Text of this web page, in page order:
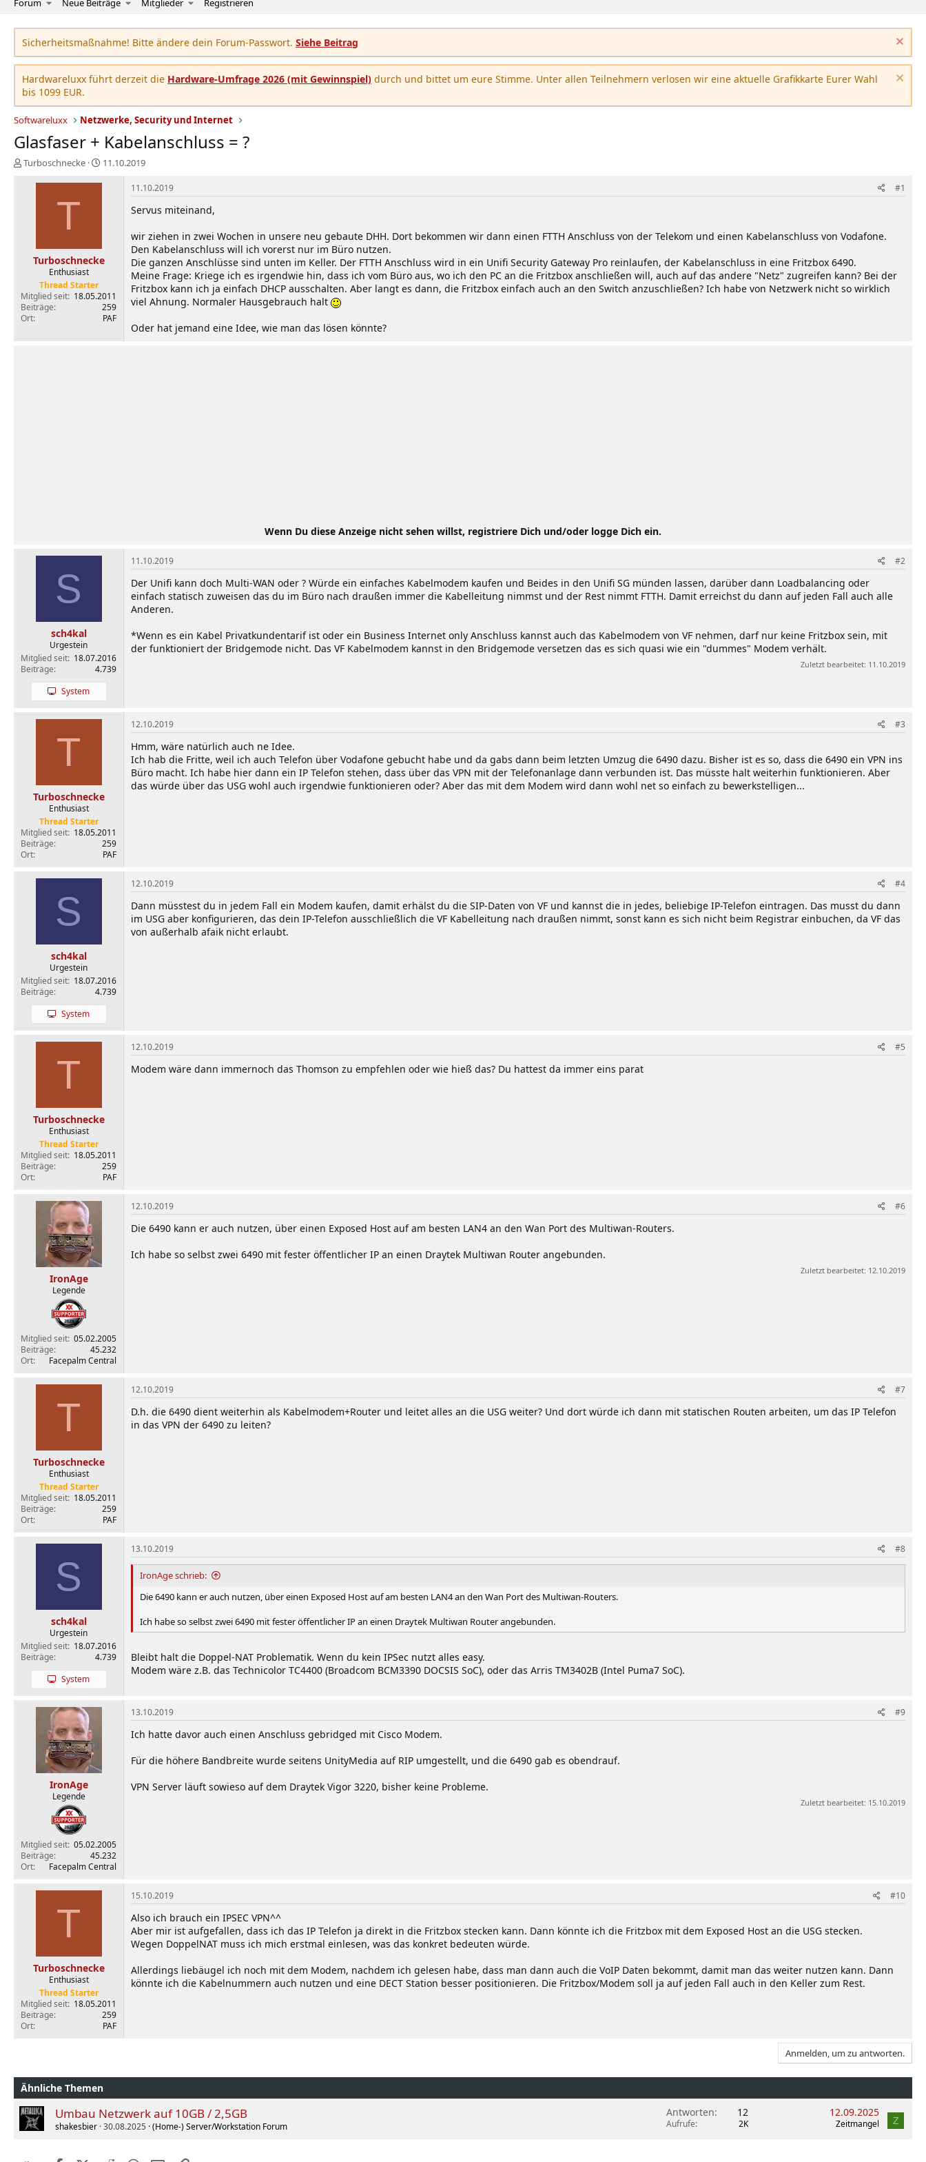
b
m
n
u
u
Forum Neue Beiträge Mitglieder Registrieren
Sicherheitsmaßnahme! Bitte ändere dein Forum-Passwort. Siehe Beitrag
Hardwareluxx führt derzeit die Hardware-Umfrage 2026 (mit Gewinnspiel) durch und bittet um eure Stimme. Unter allen Teilnehmern verlosen wir eine aktuelle Grafikkarte Eurer Wahl
bis 1099 EUR.
Softwareluxx Netzwerke, Security und Internet
Glasfaser + Kabelanschluss = ?
E
Turboschnecke
E
a
11.10.2019
T
Turboschnecke
Enthusiast
Thread Starter
Mitglied seit 18.05.2011
Beiträge
259
Ort
PAF
11.10.2019 #1
Servus miteinand,
wir ziehen in zwei Wochen in unsere neu gebaute DHH. Dort bekommen wir dann einen FTTH Anschluss von der Telekom und einen Kabelanschluss von Vodafone.
Den Kabelanschluss will ich vorerst nur im Büro nutzen.
Die ganzen Anschlüsse sind unten im Keller. Der FTTH Anschluss wird in ein Unifi Security Gateway Pro reinlaufen, der Kabelanschluss in eine Fritzbox 6490.
Meine Frage: Kriege ich es irgendwie hin, dass ich vom Büro aus, wo ich den PC an die Fritzbox anschließen will, auch auf das andere "Netz" zugreifen kann? Bei der
Fritzbox kann ich ja einfach DHCP ausschalten. Aber langt es dann, die Fritzbox einfach auch an den Switch anzuschließen? Ich habe von Netzwerk nicht so wirklich
viel Ahnung. Normaler Hausgebrauch halt
Oder hat jemand eine Idee, wie man das lösen könnte?
Wenn Du diese Anzeige nicht sehen willst, registriere Dich und/oder logge Dich ein.
S
sch4kal
Urgestein
Mitglied seit 18.07.2016
Beiträge
4.739
System
11.10.2019 #2
Der Unifi kann doch Multi-WAN oder ? Würde ein einfaches Kabelmodem kaufen und Beides in den Unifi SG münden lassen, darüber dann Loadbalancing oder
einfach statisch zuweisen das du im Büro nach draußen immer die Kabelleitung nimmst und der Rest nimmt FTTH. Damit erreichst du dann auf jeden Fall auch alle
Anderen.
*Wenn es ein Kabel Privatkundentarif ist oder ein Business Internet only Anschluss kannst auch das Kabelmodem von VF nehmen, darf nur keine Fritzbox sein, mit
der funktioniert der Bridgemode nicht. Das VF Kabelmodem kannst in den Bridgemode versetzen das es sich quasi wie ein "dummes" Modem verhält.
Zuletzt bearbeitet: 11.10.2019
T
Turboschnecke
Enthusiast
Thread Starter
Mitglied seit 18.05.2011
Beiträge
259
Ort
PAF
12.10.2019 #3
Hmm, wäre natürlich auch ne Idee.
Ich hab die Fritte, weil ich auch Telefon über Vodafone gebucht habe und da gabs dann beim letzten Umzug die 6490 dazu. Bisher ist es so, dass die 6490 ein VPN ins
Büro macht. Ich habe hier dann ein IP Telefon stehen, dass über das VPN mit der Telefonanlage dann verbunden ist. Das müsste halt weiterhin funktionieren. Aber
das würde über das USG wohl auch irgendwie funktionieren oder? Aber das mit dem Modem wird dann wohl net so einfach zu bewerkstelligen...
S
sch4kal
Urgestein
Mitglied seit 18.07.2016
Beiträge
4.739
System
12.10.2019 #4
Dann müsstest du in jedem Fall ein Modem kaufen, damit erhälst du die SIP-Daten von VF und kannst die in jedes, beliebige IP-Telefon eintragen. Das musst du dann
im USG aber konfigurieren, das dein IP-Telefon ausschließlich die VF Kabelleitung nach draußen nimmt, sonst kann es sich nicht beim Registrar einbuchen, da VF das
von außerhalb afaik nicht erlaubt.
T
Turboschnecke
Enthusiast
Thread Starter
Mitglied seit 18.05.2011
Beiträge
259
Ort
PAF
12.10.2019 #5
Modem wäre dann immernoch das Thomson zu empfehlen oder wie hieß das? Du hattest da immer eins parat
IronAge
Legende
Mitglied seit 05.02.2005
Beiträge
45.232
Ort
Facepalm Central
12.10.2019 #6
Die 6490 kann er auch nutzen, über einen Exposed Host auf am besten LAN4 an den Wan Port des Multiwan-Routers.
Ich habe so selbst zwei 6490 mit fester öffentlicher IP an einen Draytek Multiwan Router angebunden.
Zuletzt bearbeitet: 12.10.2019
T
Turboschnecke
Enthusiast
Thread Starter
Mitglied seit 18.05.2011
Beiträge
259
Ort
PAF
12.10.2019 #7
D.h. die 6490 dient weiterhin als Kabelmodem+Router und leitet alles an die USG weiter? Und dort würde ich dann mit statischen Routen arbeiten, um das IP Telefon
in das VPN der 6490 zu leiten?
S
sch4kal
Urgestein
Mitglied seit 18.07.2016
Beiträge
4.739
System
13.10.2019 #8
IronAge schrieb:
Die 6490 kann er auch nutzen, über einen Exposed Host auf am besten LAN4 an den Wan Port des Multiwan-Routers.
Ich habe so selbst zwei 6490 mit fester öffentlicher IP an einen Draytek Multiwan Router angebunden.
Bleibt halt die Doppel-NAT Problematik. Wenn du kein IPSec nutzt alles easy.
Modem wäre z.B. das Technicolor TC4400 (Broadcom BCM3390 DOCSIS SoC), oder das Arris TM3402B (Intel Puma7 SoC).
IronAge
Legende
Mitglied seit 05.02.2005
Beiträge
45.232
Ort
Facepalm Central
13.10.2019 #9
Ich hatte davor auch einen Anschluss gebridged mit Cisco Modem.
Für die höhere Bandbreite wurde seitens UnityMedia auf RIP umgestellt, und die 6490 gab es obendrauf.
VPN Server läuft sowieso auf dem Draytek Vigor 3220, bisher keine Probleme.
Zuletzt bearbeitet: 15.10.2019
T
Turboschnecke
Enthusiast
Thread Starter
Mitglied seit 18.05.2011
Beiträge
259
Ort
PAF
15.10.2019 #10
Also ich brauch ein IPSEC VPN^^
Aber mir ist aufgefallen, dass ich das IP Telefon ja direkt in die Fritzbox stecken kann. Dann könnte ich die Fritzbox mit dem Exposed Host an die USG stecken.
Wegen DoppelNAT muss ich mich erstmal einlesen, was das konkret bedeuten würde.
Allerdings liebäugel ich noch mit dem Modem, nachdem ich gelesen habe, dass man dann auch die VoIP Daten bekommt, damit man das weiter nutzen kann. Dann
könnte ich die Kabelnummern auch nutzen und eine DECT Station besser positionieren. Die Fritzbox/Modem soll ja auf jeden Fall auch in den Keller zum Rest.
Anmelden, um zu antworten.
Ähnliche Themen
Umbau Netzwerk auf 10GB / 2,5GB
shakesbier 30.08.2025 (Home-) Server/Workstation Forum
Antworten 12
Aufrufe 2K
12.09.2025
Zeitmangel Z